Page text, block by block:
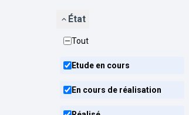
État
Tout
Etude en cours
En cours de réalisation